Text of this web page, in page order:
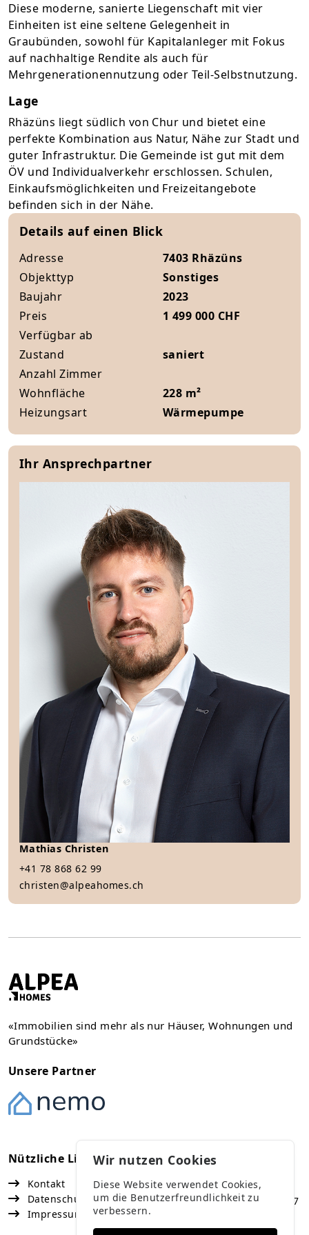
Diese moderne, sanierte Liegenschaft mit vier
Einheiten ist eine seltene Gelegenheit in
Graubünden, sowohl für Kapitalanleger mit Fokus
auf nachhaltige Rendite als auch für
Mehrgenerationennutzung oder Teil-Selbstnutzung.
Lage
Rhäzüns liegt südlich von Chur und bietet eine
perfekte Kombination aus Natur, Nähe zur Stadt und
guter Infrastruktur. Die Gemeinde ist gut mit dem
ÖV und Individualverkehr erschlossen. Schulen,
Einkaufsmöglichkeiten und Freizeitangebote
befinden sich in der Nähe.
Details auf einen Blick
Adresse
7403 Rhäzüns
Objekttyp
Sonstiges
Baujahr
2023
Preis
1 499 000 CHF
Verfügbar ab
Zustand
saniert
Anzahl Zimmer
Wohnfläche
228 m²
Heizungsart
Wärmepumpe
Ihr Ansprechpartner
Mathias Christen
+41 78 868 62 99
christen@alpeahomes.ch
«Immobilien sind mehr als nur Häuser, Wohnungen und
Grundstücke»
Unsere Partner
Nützliche Links
Kontakt
Datenschutz
Impressum
Kontakt
Vaduz
Fürst Franz Josef Strasse 67
Wir nutzen Cookies
Diese Website verwendet Cookies,
um die Benutzerfreundlichkeit zu
verbessern.